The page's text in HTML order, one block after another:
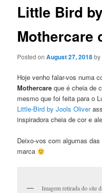
Little Bird
Mothercare
Posted onAugust 27, 2018by
Hoje venho falar-vos numa
Mothercare que é cheia de
mesmo que foi feita para o
Little-Bird by Jools Oliver
inspiradora cheia de cor e
Deixo-vos com algumas
marca
Imagem retirada do site